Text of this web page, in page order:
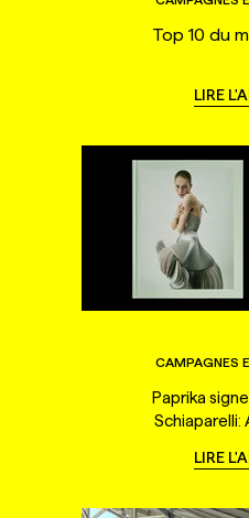
Top 10 du
LIRE
CAMPAGNES
Paprika
Schiaparelli:
LIRE